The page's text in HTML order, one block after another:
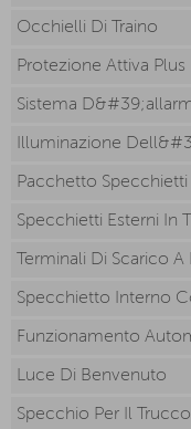
Occhielli Di Traino
Protezione Attiva Plus
Sistema
Illuminazione
Pacchetto Specchietti
Specchietti Esterni In
Terminali Di Scarico A
Specchietto Interno
Funzionamento
Luce Di Benvenuto
Specchio Per Il